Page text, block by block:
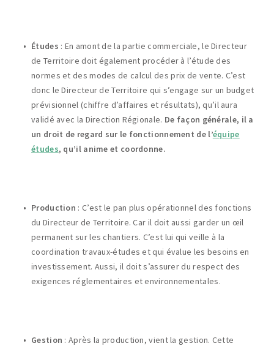
Études : En amont de la partie commerciale, le Directeur
de Territoire doit également procéder à l’étude des
normes et des modes de calcul des prix de vente. C’est
donc le Directeur de Territoire qui s’engage sur un budget
prévisionnel (chiffre d’affaires et résultats), qu’il aura
validé avec la Direction Régionale. De façon générale, il a
un droit de regard sur le fonctionnement de l’équipe
études, qu’il anime et coordonne.
Production : C’est le pan plus opérationnel des fonctions
du Directeur de Territoire. Car il doit aussi garder un œil
permanent sur les chantiers. C’est lui qui veille à la
coordination travaux-études et qui évalue les besoins en
investissement. Aussi, il doit s’assurer du respect des
exigences réglementaires et environnementales.
Gestion : Après la production, vient la gestion. Cette